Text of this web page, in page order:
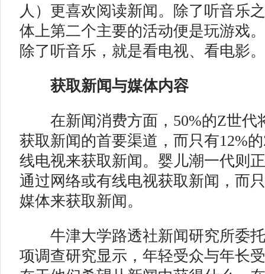
人）更喜欢阅读新闻。除了听音乐
体上第二个主要的活动便是玩游戏
除了听音乐，就是看电视、看电影。
获取新闻与媒体内容
在新闻消费方面，50%的Z世代
获取新闻的首要渠道，而只有12%
线电视来获取新闻。婴儿潮一代则
通过网络或有线电视获取新闻，而
媒体来获取新闻。
牛津大学路透社新闻研究所委托
项调查研究显示，年轻受众与年长